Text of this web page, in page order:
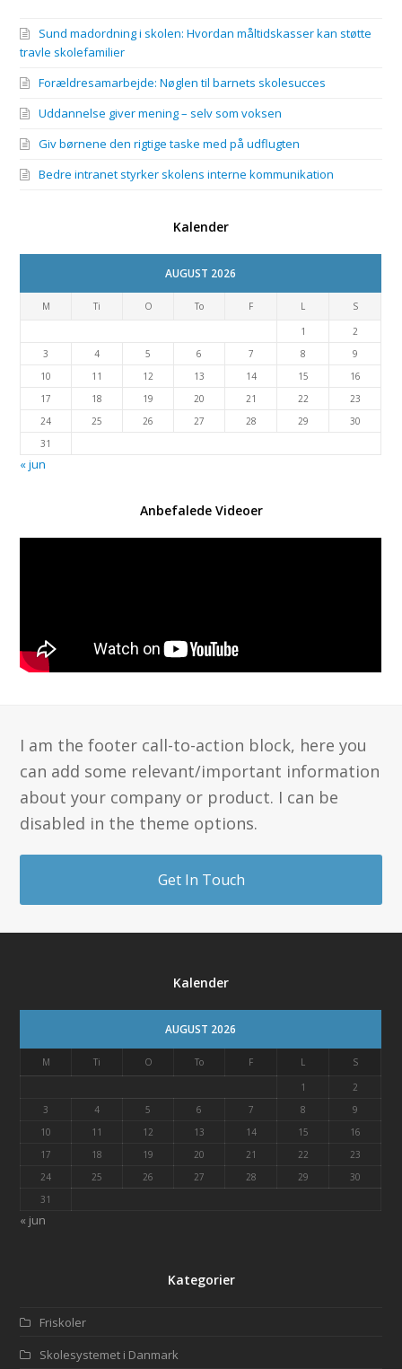
Sund madordning i skolen: Hvordan måltidskasser kan støtte
travle skolefamilier
Forældresamarbejde: Nøglen til barnets skolesucces
Uddannelse giver mening – selv som voksen
Giv børnene den rigtige taske med på udflugten
Bedre intranet styrker skolens interne kommunikation
Kalender
AUGUST 2026
M Ti O To F L
S
1
2
3
4 5 6 7 8
9
10
11 12 13 14 15
16
17
18 19 20 21 22
23
24
25 26 27 28 29
30
31
« jun
Anbefalede Videoer
I am the footer call-to-action block, here you
can add some relevant/important information
about your company or product. I can be
disabled in the theme options.
Get In Touch
Kalender
AUGUST 2026
M Ti O To F L
S
1
2
3
4 5 6 7 8
9
10
11 12 13 14 15
16
17
18 19 20 21 22
23
24
25 26 27 28 29
30
31
« jun
Kategorier
Friskoler
Skolesystemet i Danmark